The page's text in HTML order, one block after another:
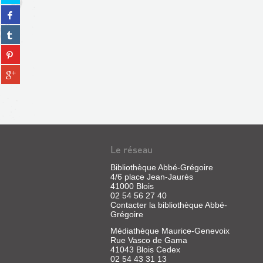
sur
twitter
(Nouvelle
fenêtre)
Partager
sur
facebook
(Nouvelle
fenêtre)
Partager
sur
tumblr
(Nouvelle
fenêtre)
Partager
sur
pinterest
(Nouvelle
Partager
sur
Le réseau
Bibliothèque Abbé-Grégoire
4/6 place Jean-Jaurès
41000 Blois
02 54 56 27 40
Contacter la bibliothèque Abbé-
Grégoire
Médiathèque Maurice-Genevoix
Rue Vasco de Gama
41043 Blois Cedex
02 54 43 31 13